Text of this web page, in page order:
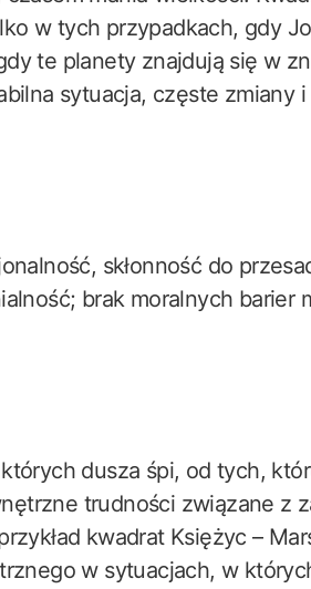
w tych przypadkach, gdy
te planety znajdują się w
sytuacja, częste zmiany
skłonność do
brak moralnych barier
dusza śpi, od tych,
trudności związane z
kwadrat Księżyc –
w sytuacjach, w